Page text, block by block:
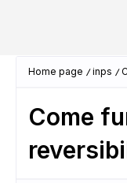
Home page inps
Come